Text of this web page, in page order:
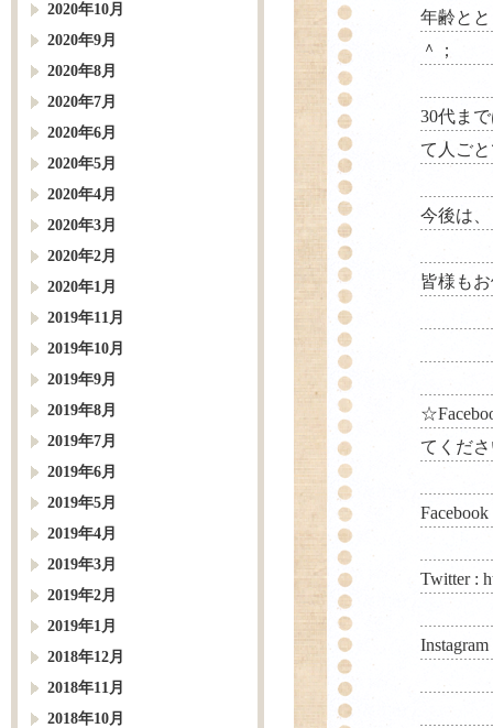
2020年10月
2020年9月
2020年8月
2020年7月
2020年6月
2020年5月
2020年4月
2020年3月
2020年2月
2020年1月
2019年11月
2019年10月
2019年9月
2019年8月
2019年7月
2019年6月
2019年5月
2019年4月
2019年3月
2019年2月
2019年1月
2018年12月
2018年11月
2018年10月
年齢と
＾；
30代ま
て人ご
今後は
皆様も
てくだ
Twitter :